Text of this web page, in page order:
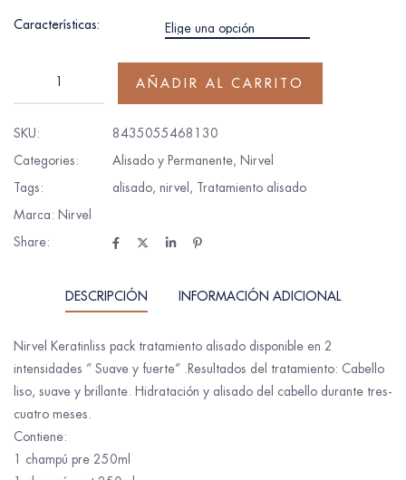
Características:
AÑADIR AL CARRITO
SKU:
8435055468130
Categories:
Alisado y Permanente, Nirvel
Tags:
alisado, nirvel , Tratamiento alisado
Marca: Nirvel
Share:
DESCRIPCIÓN INFORMACIÓN ADICIONAL
Nirvel Keratinliss pack tratamiento alisado disponible en 2
intensidades ” Suave y fuerte” .Resultados del tratamiento: Cabello
liso, suave y brillante. Hidratación y alisado del cabello durante tres-
cuatro meses.
Contiene:
1 champú pre 250ml